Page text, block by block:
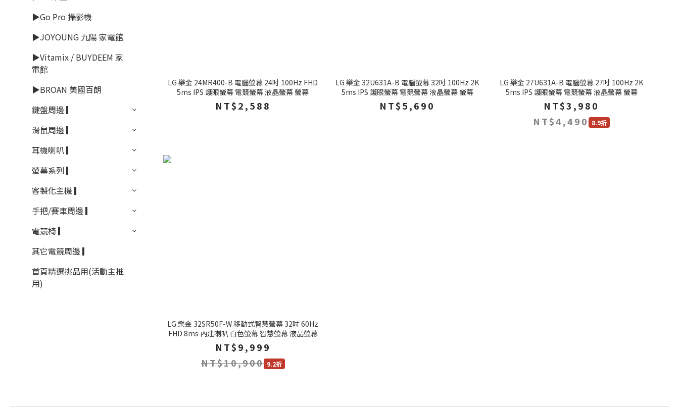
▶Go Pro 攝影機
▶JOYOUNG 九陽 家電館
▶Vitamix / BUYDEEM 家
電館
▶BROAN 美國百朗
鍵盤周邊 ▎
滑鼠周邊 ▎
耳機喇叭 ▎
螢幕系列 ▎
客製化主機 ▎
手把/賽車周邊 ▎
電競椅 ▎
其它電競周邊 ▎
首頁精選挑品用(活動主推
用)
LG 樂金 24MR400-B 電腦螢幕 24吋 100Hz FHD
5ms IPS 護眼螢幕 電競螢幕 液晶螢幕 螢幕
NT$2,588
LG 樂金 32U631A-B 電腦螢幕 32吋 100Hz 2K
5ms IPS 護眼螢幕 電競螢幕 液晶螢幕 螢幕
NT$5,690
LG 樂金 27U631A-B 電腦螢幕 27吋 100Hz 2K
5ms IPS 護眼螢幕 電競螢幕 液晶螢幕 螢幕
NT$3,980
NT$4,490 8.9折
LG 樂金 32SR50F-W 移動式智慧螢幕 32吋 60Hz
FHD 8ms 內建喇叭 白色螢幕 智慧螢幕 液晶螢幕
NT$9,999
NT$10,900 9.2折